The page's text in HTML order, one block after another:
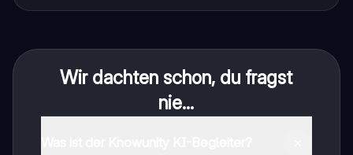
Wir dachten schon, du fragst
nie...